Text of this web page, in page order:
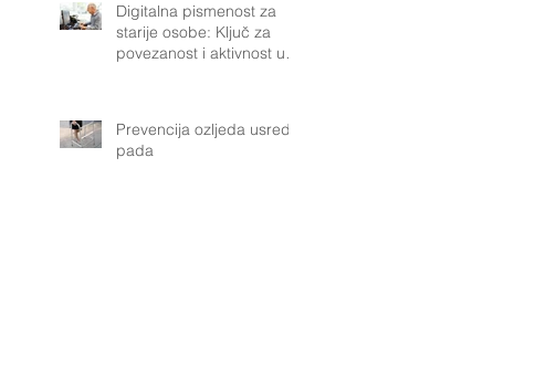
Digitalna pismenost za
starije osobe: Ključ za
povezanost i aktivnost u
Prevencija ozljeda usred
pada